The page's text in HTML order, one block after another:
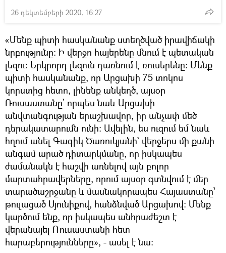
26 դեկտեմբերի 2020, 16:27
«Մենք պիտի հասկանանք ստեղծված իրավիճակի
նրբությունը։ Ի վերջո հայերենը մնում է պետական
լեզու։ Երկրորդ լեզուն դառնում է ռուսերենը։ Մենք
պիտի հասկանանք, որ Արցախի 75 տոկոս
կորստից հետո, լինենք անկեղծ, այսօր
Ռուսաստանը՝ որպես նաև Արցախի
անվտանգության երաշխավոր, իր անչափ մեծ
դերակատարումն ունի։ Ավելին, ես ուզում եմ նաև
հղում անել Գագիկ Ծառուկյանի` վերջերս մի քանի
անգամ արած դիտարկմանը, որ իսկապես
ժամանակն է հաշվի առնելով այն բոլոր
մարտահրավերները, որում այսօր գտնվում է մեր
տարածաշրջանը և մասնակորապես Հայաստանը՝
թուլացած Սյունիքով, հանձնված Արցախով։ Մենք
կարծում ենք, որ իսկապես անհրաժեշտ է
վերանայել Ռուսաստանի հետ
հարաբերությունները», - ասել է նա։